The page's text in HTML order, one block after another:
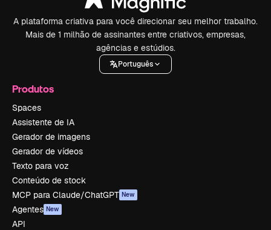
A plataforma criativa para você direcionar seu melhor trabalho.
Mais de 1 milhão de assinantes entre criativos, empresas,
agências e estúdios.
Português
Produtos
Spaces
Assistente de IA
Gerador de imagens
Gerador de vídeos
Texto para voz
Conteúdo de stock
MCP para Claude/ChatGPT New
Agentes New
API